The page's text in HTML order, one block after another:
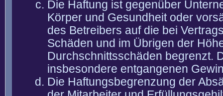
Die Haftung ist gegenüber
Körper und Gesundheit oder
des Betreibers auf die bei
Schäden und im Übrigen der
Durchschnittsschäden begrenzt.
insbesondere entgangenen
Die Haftungsbegrenzung der